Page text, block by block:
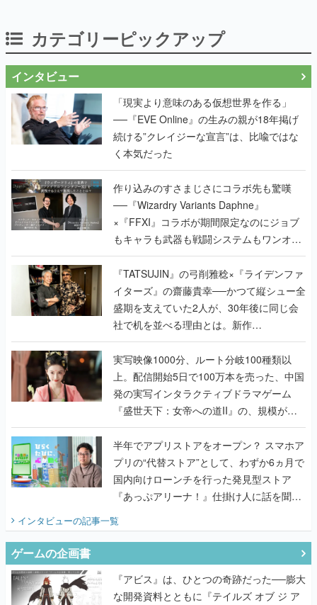
カテゴリーピックアップ
インタビュー
「現実より意味のある仮想世界を作る」
──『EVE Online』の生みの親が18年掲げ
続ける”クレイジーな宣言”は、比喩ではな
く本気だった
作り込みのすさまじさにコラボ先も驚嘆
──『Wizardry Variants Daphne』
×『FFXI』コラボが期間限定なのにジョブ
もキャラも武器も戦闘システムもワンオフ
で作り込まれた理由を両ディレクターに聞
く
『TATSUJIN』の弓削雅稔×『ライデンファ
イターズ』の齋藤貴幸──かつて縦シュー全
盛期を支えていた2人が、30年後に同じ会
社で机を並べる理由とは。新作
『TATSUJIN EXTREME』で初タッグを組
んだレジェンド2人に訊く開発秘話
実写映像1000分、ルート分岐100種類以
上。配信開始5日で100万本を売った、中国
発の実写インタラクティブドラマゲーム
『盛世天下：女帝への道II』の、規模が違
うこだわりをプロデューサーに聞いた
半年でアプリストアをオープン？ スマホア
プリの“代替ストア”として、わずか6ヵ月で
国内向けローンチを行った発見型ストア
『あっぷアリーナ！』仕掛け人に話を聞い
てみた
インタビューの記事一覧
ゲームの企画書
『アビス』は、ひとつの奇跡だった──膨大
な開発資料とともに『テイルズ オブ ジ ア